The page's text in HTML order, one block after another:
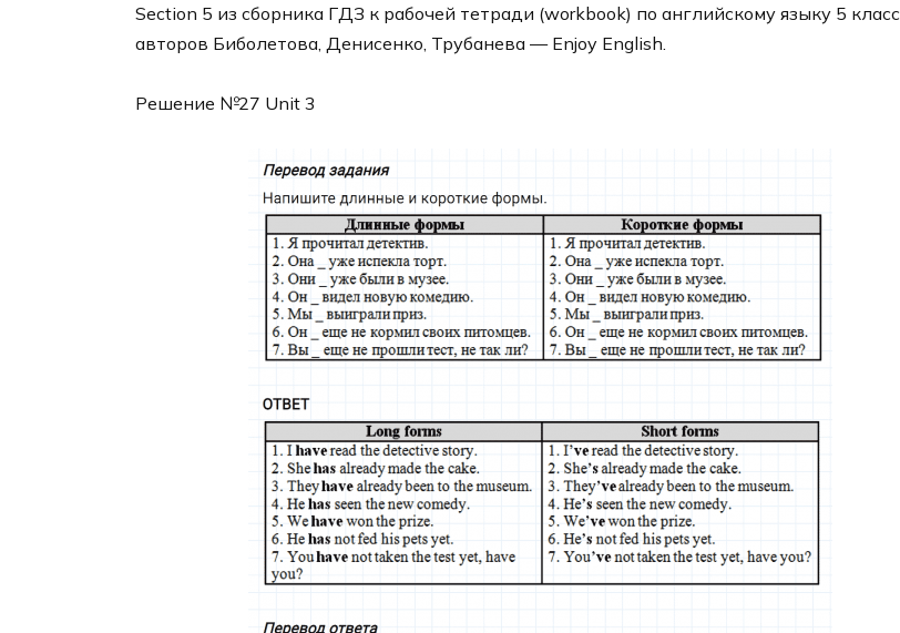
Section 5 из сборника ГДЗ к рабочей тетради (workbook) по английскому языку 5 класс
авторов Биболетова, Денисенко, Трубанева — Enjoy English.
Решение №27 Unit 3